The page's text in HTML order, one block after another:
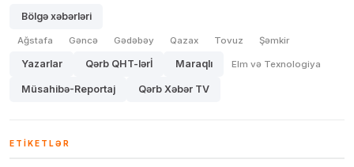
Bölgə xəbərləri
Ağstafa Gəncə Gədəbəy Qazax Tovuz Şəmkir
Yazarlar Qərb QHT-lərİ Maraqlı Elm və Texnologiya
Müsahibə-Reportaj Qərb Xəbər TV
ETIKETLƏR